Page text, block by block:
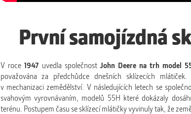
První samojízdná
V roce 1947 uvedla společnost John Deere na trh model
považována za předchůdce dnešních sklízecích
v mechanizaci zemědělství. V následujících letech se
svahovým vyrovnávaním, modelů 55H které dokázaly
terénu. Postupem času se sklízecí mlátičky vyvinuly tak, že